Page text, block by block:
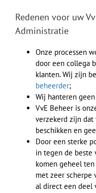
Redenen voor uw
Administratie
Onze processen
door een collega
klanten. Wij zijn
beheerder;
Wij hanteren
VvE Beheer is
verzekerd zijn
beschikken en
Door een sterke
in tegen de beste
komen geheel
met zeer scherpe
al direct een deel